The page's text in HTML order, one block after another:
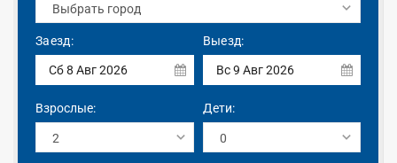
Заезд:
Сб 8 Авг 2026
Выезд:
Вс 9 Авг 2026
Взрослые: Дети: